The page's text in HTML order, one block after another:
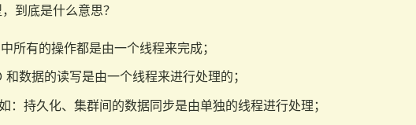
到底是什么意思？
所有的操作都是由一个线程来完成；
数据的读写是由一个线程来进行处理的；
：持久化、集群间的数据同步是由单独的线程进行处理；